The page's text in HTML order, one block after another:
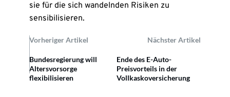
sie für die sich wandelnden Risiken zu
sensibilisieren.
Vorheriger Artikel Nächster Artikel
Bundesregierung will
Altersvorsorge
flexibilisieren
Ende des E-Auto-
Preisvorteils in der
Vollkaskoversicherung